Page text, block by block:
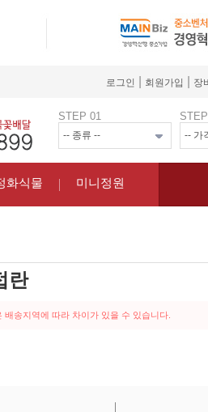
로그인 회원가입 장
STEP 01
화식물 미니정원
란
송지역에 따라 차이가 있을 수 있습니다.